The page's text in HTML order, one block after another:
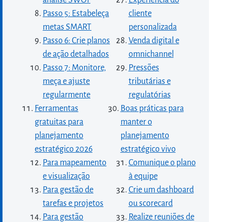
Passo 5: Estabeleça
metas SMART
Passo 6: Crie planos
de ação detalhados
Passo 7: Monitore,
meça e ajuste
regularmente
Ferramentas
gratuitas para
planejamento
estratégico 2026
Para mapeamento
e visualização
Para gestão de
tarefas e projetos
Para gestão
cliente
personalizada
Venda digital e
omnichannel
Pressões
tributárias e
regulatórias
Boas práticas para
manter o
planejamento
estratégico vivo
Comunique o plano
à equipe
Crie um dashboard
ou scorecard
Realize reuniões de